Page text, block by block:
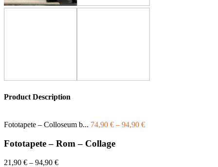
Product Description
Fototapete – Colloseum b... 74,90 € – 94,90 €
Fototapete – Rom – Collage
21,90 € – 94,90 €